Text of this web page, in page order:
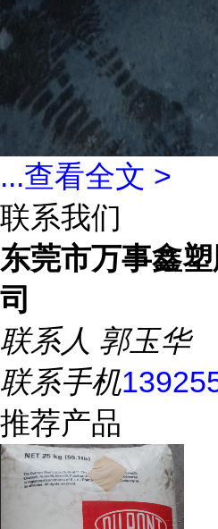
...查看全文 >
联系我们
东莞市万事鑫
司
联系人 郭玉华
联系手机
推荐产品